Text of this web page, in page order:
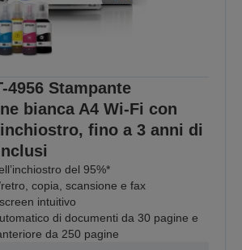
4956 Stampante
bianca A4 Wi-Fi con
fino a 3 anni di
del 95%*
copia, scansione e fax
intuitivo
di documenti da 30 pagine e
da 250 pagine